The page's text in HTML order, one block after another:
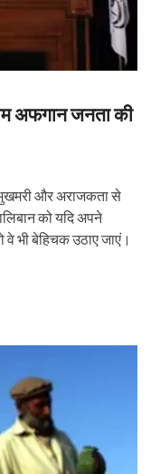
अफगान जनता की
और अराजकता से
को यदि अपने
भी बेहिचक उठाए जाएं।